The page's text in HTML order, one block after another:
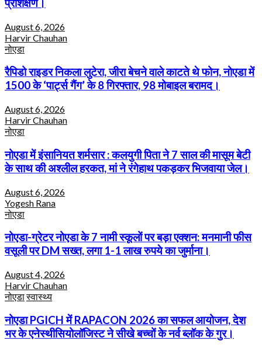
प्रशिक्षण।
August 6, 2026
Harvir Chauhan
नोएडा
रैपिडो राइडर निकला लुटेरा, जीरा बेचने वाले काटते थे फोन, नोएडा में
1500 के ‘पार्ट्स गैंग’ के 8 गिरफ्तार, 98 मोबाइल बरामद।
August 6, 2026
Harvir Chauhan
नोएडा
नोएडा में इंसानियत शर्मसार : कलयुगी पिता ने 7 साल की मासूम बेटी
के साथ की अश्लील हरकत, मां ने रंगेहाथ पकड़कर भिजवाया जेल।
August 6, 2026
Yogesh Rana
नोएडा
नोएडा-ग्रेटर नोएडा के 7 नामी स्कूलों पर बड़ा एक्शन: मनमानी फीस
वसूली पर DM सख्त, लगा 1-1 लाख रुपये का जुर्माना।
August 4, 2026
Harvir Chauhan
नोएडास्वास्थ्य
नोएडा PGICH में RAPACON 2026 का सफल आयोजन, देश
भर के एनेस्थीसियोलॉजिस्ट ने सीखे बच्चों के नर्व ब्लॉक के गुर।